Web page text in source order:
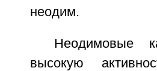
неодим.
Неодимовые
высокую